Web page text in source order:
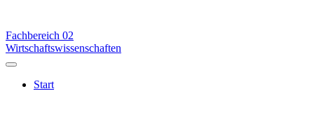
Fachbereich 02
Wirtschaftswissenschaften
Start